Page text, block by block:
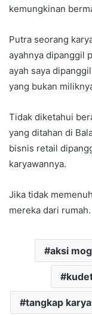
kemungkinan
Putra seorang
ayahnya dipanggil
ayah saya
yang bukan
Tidak diketahui
yang ditahan di
bisnis retail
karyawannya.
Jika tidak
mereka dari rumah.
aksi
tangkap